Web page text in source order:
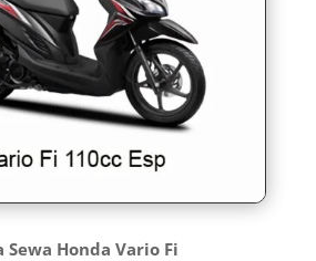
Sewa Honda Vario Fi